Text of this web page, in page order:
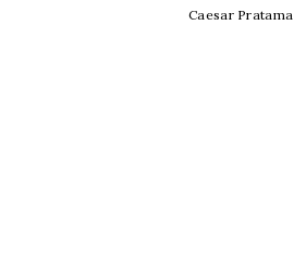
Caesar Pratama